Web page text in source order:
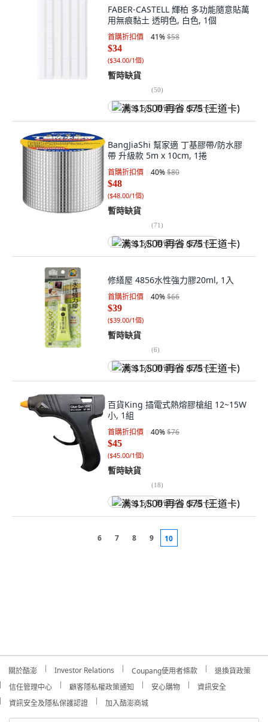
FABER-CASTELL 輝柏 多功能隨意貼萬
用無痕黏土 透明色, 白色, 1個
首購折扣價 41%$58
$34
($34.00/1個)
暫時缺貨
(50)
满 $1,500 再省 $75 (王道卡)
BangJiaShi 幫家適 丁基膠帶/防水膠
帶 升級款 5m x 10cm, 1捲
首購折扣價 40%$80
$48
($48.00/1個)
暫時缺貨
(71)
满 $1,500 再省 $75 (王道卡)
修繕屋 4856水性強力膠20ml, 1入
首購折扣價 40%$66
$39
($39.00/1個)
暫時缺貨
(6)
满 $1,500 再省 $75 (王道卡)
百貨King 插電式熱熔膠槍組 12~15W
小, 1組
首購折扣價 40%$76
$45
($45.00/1個)
暫時缺貨
(18)
满 $1,500 再省 $75 (王道卡)
6 7 8 9 10
關於酷澎 Investor Relations Coupang使用者條款
退換貨政策
信任管理中心
顧客隱私權政策通知 安心購物
資訊安全
資訊安全及隱私保護認證
加入酷澎商城